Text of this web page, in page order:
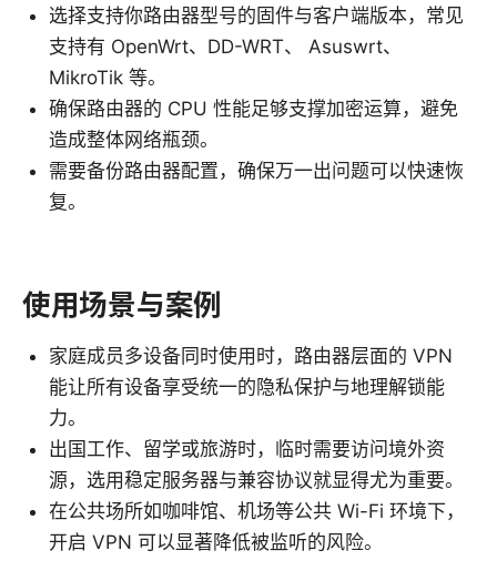
选择支持你路由器型号的固件与客户端版本，常见
支持有 OpenWrt、DD-WRT、 Asuswrt、
MikroTik 等。
确保路由器的 CPU 性能足够支撑加密运算，避免
造成整体网络瓶颈。
需要备份路由器配置，确保万一出问题可以快速恢
复。
使用场景与案例
家庭成员多设备同时使用时，路由器层面的 VPN
能让所有设备享受统一的隐私保护与地理解锁能
力。
出国工作、留学或旅游时，临时需要访问境外资
源，选用稳定服务器与兼容协议就显得尤为重要。
在公共场所如咖啡馆、机场等公共 Wi-Fi 环境下，
开启 VPN 可以显著降低被监听的风险。